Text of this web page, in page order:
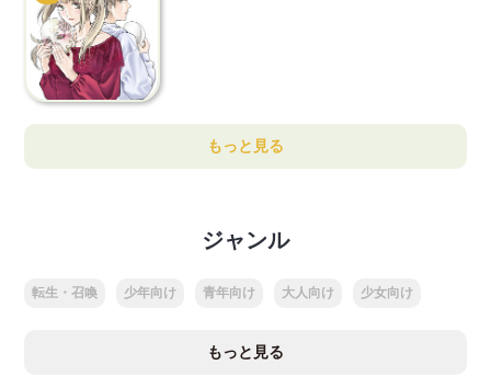
もっと見る
ジャンル
転生・召喚 少年向け 青年向け 大人向け 少女向け
もっと見る